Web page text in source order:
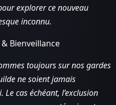
explorer ce nouveau
inconnu.
Bienveillance
toujours sur nos gardes
ne soient jamais
cas échéant, l’exclusion